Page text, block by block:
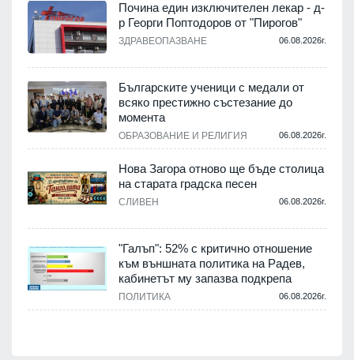
Почина един изключителен лекар - д-
р Георги Поптодоров от "Пирогов"
ЗДРАВЕОПАЗВАНЕ 06.08.2026г.
Българските ученици с медали от
всяко престижно състезание до
момента
ОБРАЗОВАНИЕ И РЕЛИГИЯ 06.08.2026г.
Нова Загора отново ще бъде столица
на старата градска песен
СЛИВЕН 06.08.2026г.
"Галъп": 52% с критично отношение
към външната политика на Радев,
кабинетът му запазва подкрепа
ПОЛИТИКА 06.08.2026г.